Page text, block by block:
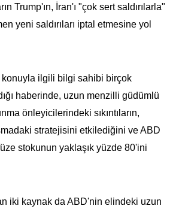
Trump'ın, İran'ı "çok sert saldırılarla"
yeni saldırıları iptal etmesine yol
ilgili bilgi sahibi birçok
haberinde, uzun menzilli güdümlü
önleyicilerindeki sıkıntıların,
stratejisini etkilediğini ve ABD
stokunun yaklaşık yüzde 80'ini
iki kaynak da ABD'nin elindeki uzun